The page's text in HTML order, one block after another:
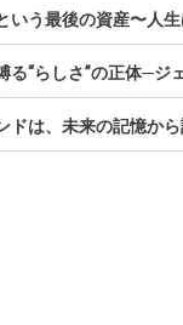
いう最後の資産〜人
る“らしさ”の正体─ジ
ドは、未来の記憶か